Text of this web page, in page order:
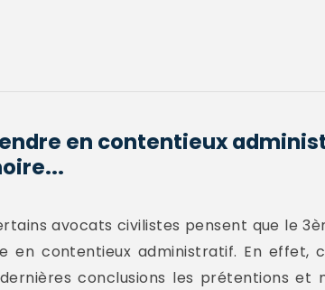
en contentieux
avocats civilistes pensent que le
en contentieux administratif. En effet,
conclusions les prétentions et